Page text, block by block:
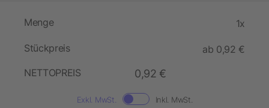
Menge 1x
Stückpreis
ab 0,92 €
NETTOPREIS
0,92 €
Exkl. MwSt. Inkl. MwSt.